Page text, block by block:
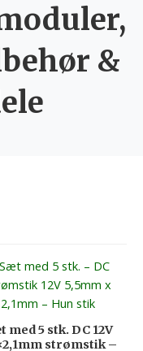
&
med 5 stk. DC 12V
strømstik –